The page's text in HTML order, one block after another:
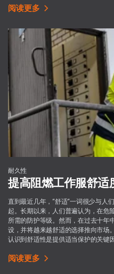
阅读更多
耐久性
提高阻燃工作服舒适
直到最近几年，“舒适”一词很少与人
起。长期以来，人们普遍认为，在危
所需的防护等级。然而，在过去十年
设，并将越来越舒适的选择推向市场
认识到舒适性是提供适当保护的关键
阅读更多